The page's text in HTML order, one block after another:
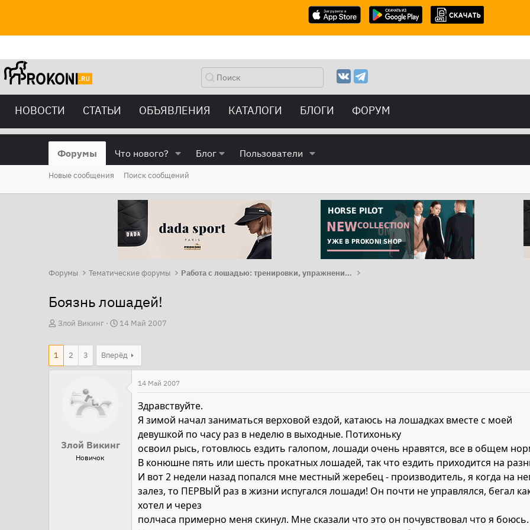
НОВОСТИ СТАТЬИ ОБЪЯВЛЕНИЯ КАТАЛОГИ БЛОГИ ФОРУМ
Форумы Что нового? Блог Пользователи
Новые сообщения Поиск сообщений
Форумы Тематические форумы Работа с лошадью: тренировки, упражнения, лайфхаки
Боязнь лошадей!
А
о
Злой Викинг
Д
т
а
14 Май 2007
1 2 3 Вперёд
Злой Викинг
Новичок
14 Май 2007
Здравствуйте.
Я зимой начал заниматься верховой ездой, катаюсь на лошадках вместе с моей
девушкой по часу раз в неделю в выходные. Потихоньку
освоил рысь, готовлюсь ездить галопом, лошади очень нравятся, все в общем
В конюшне пять или шесть прокатных лошадей, так что ездить приходится на
И вот 2 недели назад попался мне местный жеребец - производитель, я когда на
залез, то ПЕРВЫЙ раз в жизни испугался лошади! Он почти не управлялся, бегал
хотел и через
полчаса примерно меня скинул. Мне сказали что это он почувствовал что я боюсь.